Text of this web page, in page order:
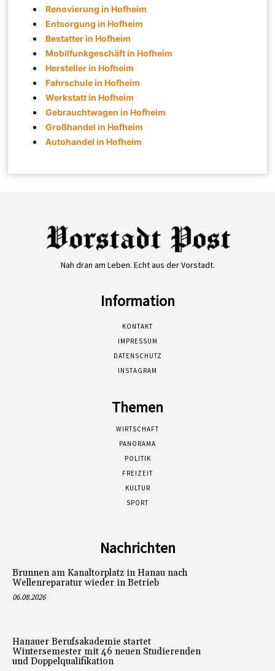
Renovierung in Hofheim
Entsorgung in Hofheim
Bestatter in Hofheim
Mobilfunkgeschäft in Hofheim
Hersteller in Hofheim
Fahrschule in Hofheim
Werkstatt in Hofheim
Gebrauchtwagen in Hofheim
Großhandel in Hofheim
Autohandel in Hofheim
Nah dran am Leben. Echt aus der Vorstadt.
Information
KONTAKT
IMPRESSUM
DATENSCHUTZ
INSTAGRAM
Themen
WIRTSCHAFT
PANORAMA
POLITIK
FREIZEIT
KULTUR
SPORT
Nachrichten
Brunnen am Kanaltorplatz in Hanau nach
Wellenreparatur wieder in Betrieb
06.08.2026
Hanauer Berufsakademie startet
Wintersemester mit 46 neuen Studierenden
und Doppelqualifikation